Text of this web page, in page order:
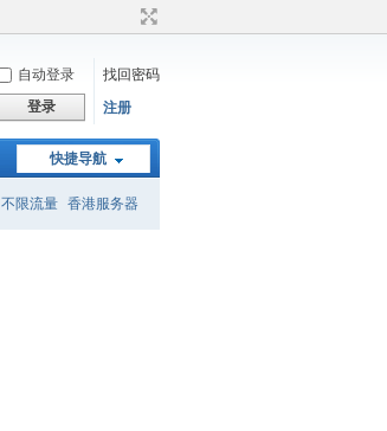
自动登录
找回密码
登录 注册
快捷导航
不限流量 香港服务器